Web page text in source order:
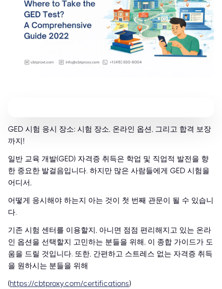
GED 시험 응시 장소: 시험 장소, 온라인 옵션, 그리고 합격 보장
까지!
일반 교육 개발(GED) 자격증 취득은 학업 및 직업적 발전을 향
한 중요한 발걸음입니다. 하지만 많은 사람들에게 GED 시험을
어디서,
어떻게 응시해야 하는지 아는 것이 첫 번째 관문이 될 수 있습니
다.
기존 시험 센터를 이용할지, 아니면 점점 편리해지고 있는 온라
인 옵션을 선택할지 고민하는 분들을 위해, 이 종합 가이드가 도
움을 드릴 것입니다. 또한, 간편하고 스트레스 없는 자격증 취득
을 원하시는 분들을 위해
(https://cbtproxy.com/certifications)